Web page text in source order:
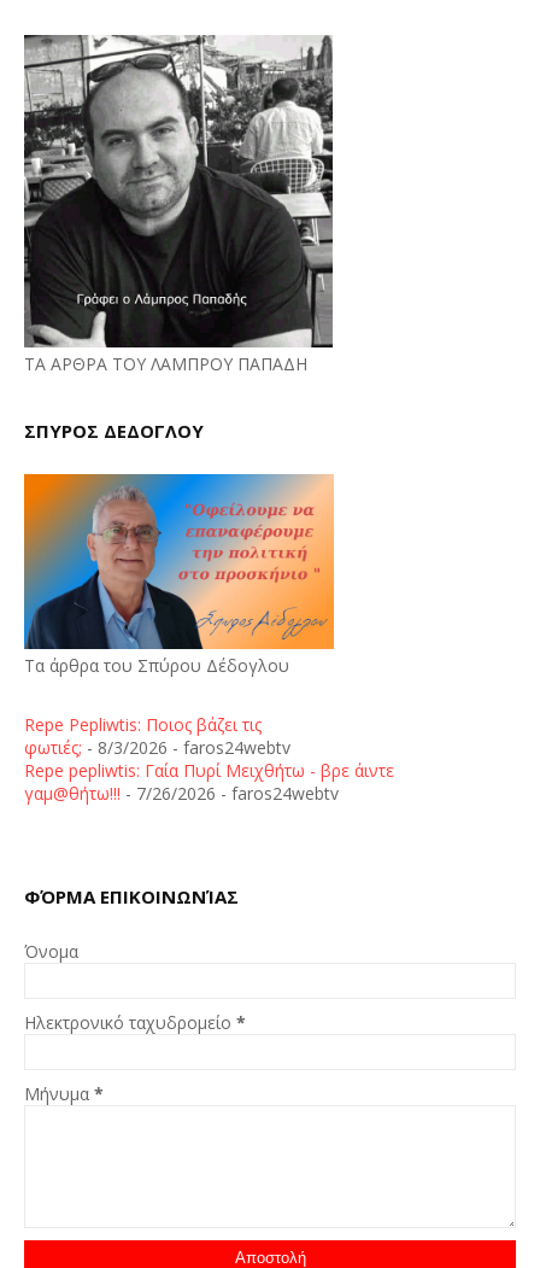
ΤΑ ΑΡΘΡΑ ΤΟΥ ΛΑΜΠΡΟΥ ΠΑΠΑΔΗ
ΣΠΥΡΟΣ ΔΕΔΟΓΛΟΥ
Τα άρθρα του Σπύρου Δέδογλου
Repe Pepliwtis: Ποιος βάζει τις
φωτιές; - 8/3/2026 - faros24webtv
Repe pepliwtis: Γαία Πυρί Μειχθήτω - βρε άιντε
γαμ@θήτω!!! - 7/26/2026 - faros24webtv
ΦΌΡΜΑ ΕΠΙΚΟΙΝΩΝΊΑΣ
Όνομα
Ηλεκτρονικό ταχυδρομείο *
Μήνυμα *